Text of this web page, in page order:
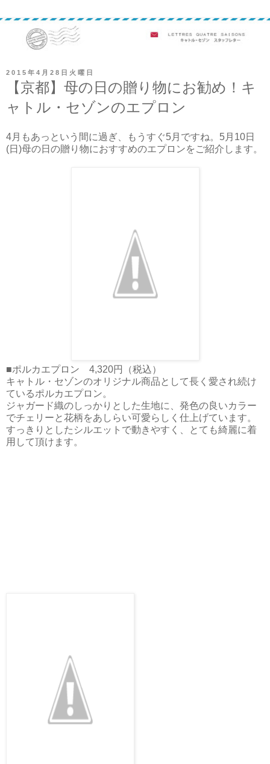
2015年4月28日火曜日
【京都】母の日の贈り物にお勧め！キ
ャトル・セゾンのエプロン
4月もあっという間に過ぎ、もうすぐ5月ですね。5月10日
(日)母の日の贈り物におすすめのエプロンをご紹介します。
■ポルカエプロン 4,320円（税込）
キャトル・セゾンのオリジナル商品として長く愛され続け
ているポルカエプロン。
ジャガード織のしっかりとした生地に、発色の良いカラー
でチェリーと花柄をあしらい可愛らしく仕上げています。
すっきりとしたシルエットで動きやすく、とても綺麗に着
用して頂けます。